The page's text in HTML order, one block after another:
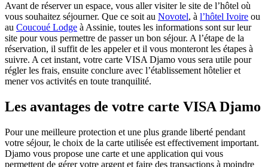
Avant de réserver un espace, vous aller visiter le site de l’hôtel où
vous souhaitez séjourner. Que ce soit au Novotel, à l’hôtel Ivoire ou
au Coucoué Lodge à Assinie, toutes les informations sont sur leur
site pour vous permettre de passer un bon séjour. A l’étape de la
réservation, il suffit de les appeler et il vous monteront les étapes à
suivre. A cet instant, votre carte VISA Djamo vous sera utile pour
régler les frais, ensuite conclure avec l’établissement hôtelier et
mener vos activités en toute tranquilité.
Les avantages de votre carte VISA Djamo
Pour une meilleure protection et une plus grande liberté pendant
votre séjour, le choix de la carte utilisée est effectivement important.
Djamo vous propose une carte et une application qui vous
permettent de gérer votre argent et faire des transactions à moindre